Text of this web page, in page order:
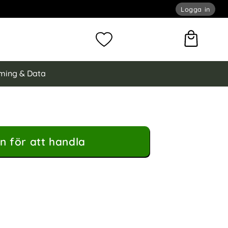
Logga in
Mina favoriter
& Data
som favorit
för att handla